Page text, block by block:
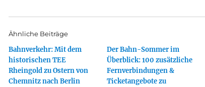
Ähnliche Beiträge
Bahnverkehr: Mit dem
historischen TEE
Rheingold zu Ostern von
Chemnitz nach Berlin
Der Bahn-Sommer im
Überblick: 100 zusätzliche
Fernverbindungen &
Ticketangebote zu